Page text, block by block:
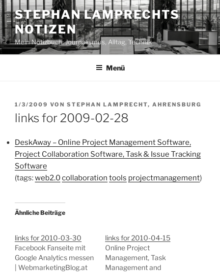
Zum
Inhalt
springen
STEPHAN LAMPRECHTS
NOTIZEN
Mein Notizbuch: Journalismus, Alltag, Technik
Menü
VERÖFFENTLICHT
AM
1/3/2009 VON STEPHAN LAMPRECHT, AHRENSBURG
links for 2009-02-28
DeskAway – Online Project Management Software,
Project Collaboration Software, Task & Issue Tracking
Software
(tags:web2.0collaboration tools projectmanagement)
Ähnliche Beiträge
links for 2010-03-30
Facebook Fanseite mit
Google Analytics messen
| WebmarketingBlog.at
links for 2010-04-15
Online Project
Management, Task
Management and